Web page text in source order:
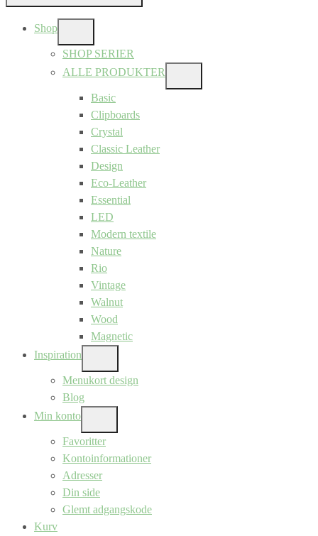
Shop
SUB
MENU
SHOP SERIER
ALLE PRODUKTER
SUB
Basic
Clipboards
Crystal
Classic Leather
Design
Eco-Leather
Essential
LED
Modern textile
Nature
Rio
Vintage
Walnut
Wood
Magnetic
Inspiration
SUB
MENU
Menukort design
Blog
Min konto
SUB
MENU
Favoritter
Kontoinformationer
Adresser
Din side
Glemt adgangskode
Kurv